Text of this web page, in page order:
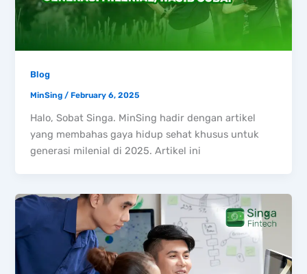
Blog
MinSing/February 6, 2025
Halo, Sobat Singa. MinSing hadir dengan artikel
yang membahas gaya hidup sehat khusus untuk
generasi milenial di 2025. Artikel ini